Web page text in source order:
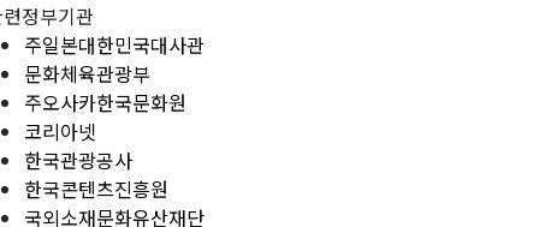
정부기관
주일본대한민국대사관
문화체육관광부
주오사카한국문화원
코리아넷
한국관광공사
한국콘텐츠진흥원
국외소재문화유산재단